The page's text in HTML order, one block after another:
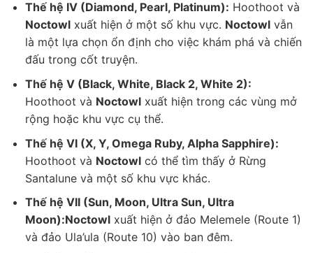
Thế hệ IV (Diamond, Pearl, Platinum): Hoothoot và
Noctowlxuất hiện ở một số khu vực. Noctowlvẫn
là một lựa chọn ổn định cho việc khám phá và chiến
đấu trong cốt truyện.
Thế hệ V (Black, White, Black 2, White 2):
Hoothoot và Noctowlxuất hiện trong các vùng mở
rộng hoặc khu vực cụ thể.
Thế hệ VI (X, Y, Omega Ruby, Alpha Sapphire):
Hoothoot và Noctowlcó thể tìm thấy ở Rừng
Santalune và một số khu vực khác.
Thế hệ VII (Sun, Moon, Ultra Sun, Ultra
Moon):Noctowlxuất hiện ở đảo Melemele (Route 1)
và đảo Ula’ula (Route 10) vào ban đêm.